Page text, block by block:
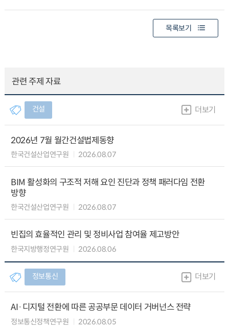
목록보기
관련 주제 자료
건설 더보기
2026년 7월 월간건설법제동향
한국건설산업연구원 2026.08.07
BIM 활성화의 구조적 저해 요인 진단과 정책 패러다임 전환
방향
한국건설산업연구원 2026.08.07
빈집의 효율적인 관리 및 정비사업 참여율 제고방안
한국지방행정연구원 2026.08.06
정보통신 더보기
AI·디지털 전환에 따른 공공부문 데이터 거버넌스 전략
정보통신정책연구원 2026.08.05